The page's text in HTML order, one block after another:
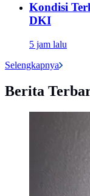
Kondisi
DKI
5 jam lalu
Selengkapnya
Berita